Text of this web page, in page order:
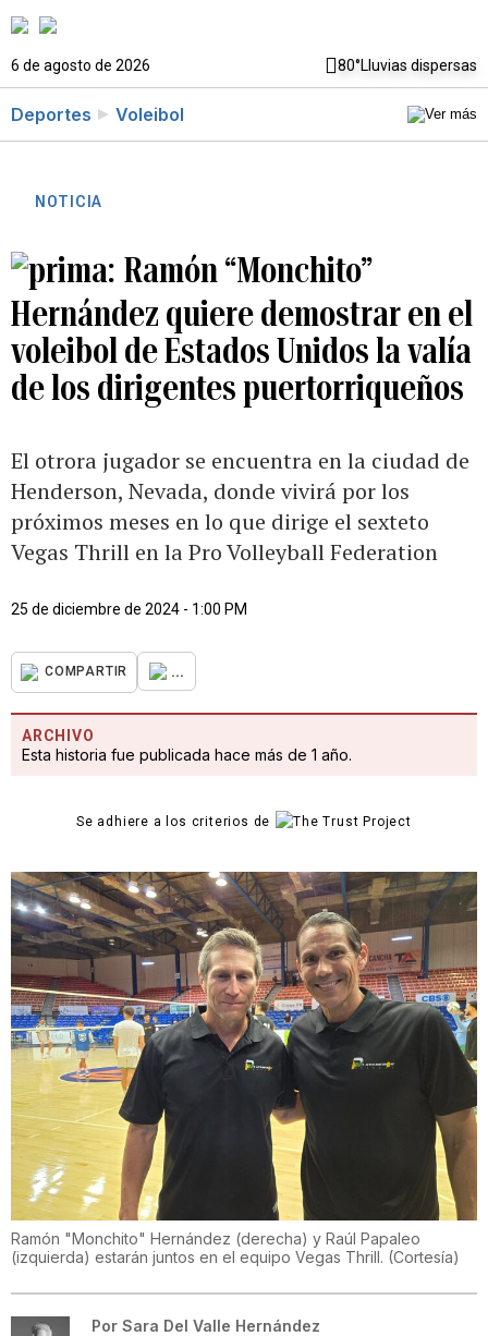
6 de agosto de 2026 80°Lluvias dispersas
Deportes Voleibol
NOTICIA
Ramón “Monchito”
Hernández quiere demostrar en el
voleibol de Estados Unidos la valía
de los dirigentes puertorriqueños
El otrora jugador se encuentra en la ciudad de
Henderson, Nevada, donde vivirá por los
próximos meses en lo que dirige el sexteto
Vegas Thrill en la Pro Volleyball Federation
25 de diciembre de 2024 - 1:00 PM
COMPARTIR ...
ARCHIVO
Esta historia fue publicada hace más de 1 año.
Se adhiere a los criterios de
Ramón "Monchito" Hernández (derecha) y Raúl Papaleo
(izquierda) estarán juntos en el equipo Vegas Thrill. (Cortesía)
Por Sara Del Valle Hernández